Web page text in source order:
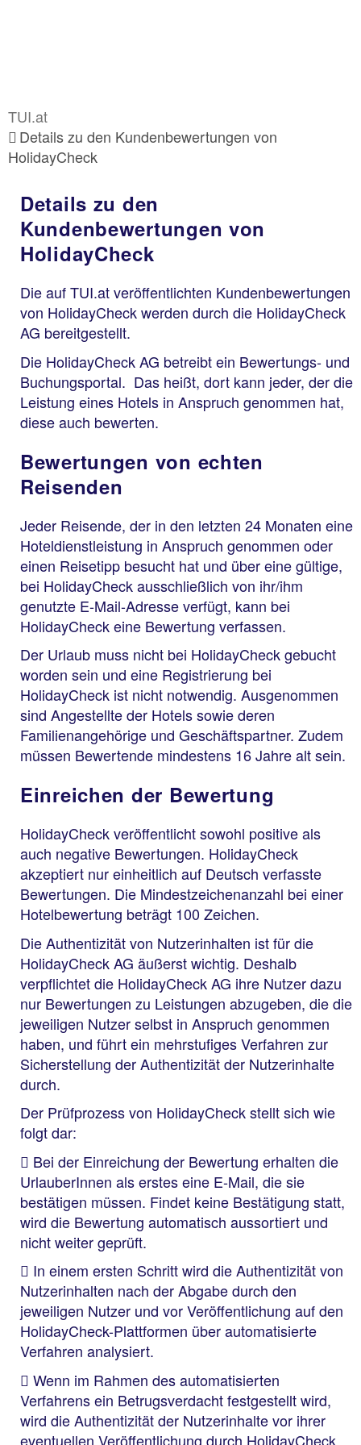
TUI.at
Details zu den Kundenbewertungen von
HolidayCheck
Details zu den
Kundenbewertungen von
HolidayCheck
Die auf TUI.at veröffentlichten Kundenbewertungen
von HolidayCheck werden durch die HolidayCheck
AG bereitgestellt.
Die HolidayCheck AG betreibt ein Bewertungs- und
Buchungsportal. Das heißt, dort kann jeder, der die
Leistung eines Hotels in Anspruch genommen hat,
diese auch bewerten.
Bewertungen von echten
Reisenden
Jeder Reisende, der in den letzten 24 Monaten eine
Hoteldienstleistung in Anspruch genommen oder
einen Reisetipp besucht hat und über eine gültige,
bei HolidayCheck ausschließlich von ihr/ihm
genutzte E-Mail-Adresse verfügt, kann bei
HolidayCheck eine Bewertung verfassen.
Der Urlaub muss nicht bei HolidayCheck gebucht
worden sein und eine Registrierung bei
HolidayCheck ist nicht notwendig. Ausgenommen
sind Angestellte der Hotels sowie deren
Familienangehörige und Geschäftspartner. Zudem
müssen Bewertende mindestens 16 Jahre alt sein.
Einreichen der Bewertung
HolidayCheck veröffentlicht sowohl positive als
auch negative Bewertungen. HolidayCheck
akzeptiert nur einheitlich auf Deutsch verfasste
Bewertungen. Die Mindestzeichenanzahl bei einer
Hotelbewertung beträgt 100 Zeichen.
Die Authentizität von Nutzerinhalten ist für die
HolidayCheck AG äußerst wichtig. Deshalb
verpflichtet die HolidayCheck AG ihre Nutzer dazu
nur Bewertungen zu Leistungen abzugeben, die die
jeweiligen Nutzer selbst in Anspruch genommen
haben, und führt ein mehrstufiges Verfahren zur
Sicherstellung der Authentizität der Nutzerinhalte
durch.
Der Prüfprozess von HolidayCheck stellt sich wie
folgt dar:
Bei der Einreichung der Bewertung erhalten die
UrlauberInnen als erstes eine E-Mail, die sie
bestätigen müssen. Findet keine Bestätigung statt,
wird die Bewertung automatisch aussortiert und
nicht weiter geprüft.
In einem ersten Schritt wird die Authentizität von
Nutzerinhalten nach der Abgabe durch den
jeweiligen Nutzer und vor Veröffentlichung auf den
HolidayCheck-Plattformen über automatisierte
Verfahren analysiert.
Wenn im Rahmen des automatisierten
Verfahrens ein Betrugsverdacht festgestellt wird,
wird die Authentizität der Nutzerinhalte vor ihrer
eventuellen Veröffentlichung durch HolidayCheck